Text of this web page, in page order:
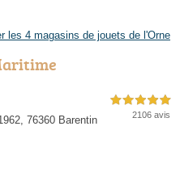
les 4 magasins de jouets de l'Orne
76360 Barentin
5,0 étoiles sur 5
2106 avis